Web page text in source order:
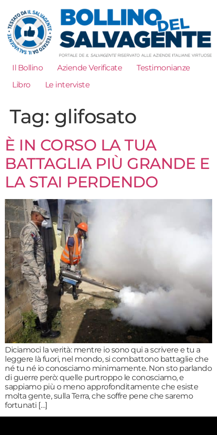
Il Bollino Aziende Verificate
Testimonianze
Libro
Le interviste
Tag: glifosato
È IN CORSO LA TUA
BATTAGLIA PIÙ GRANDE E
LA STAI PERDENDO
Diciamoci la verità: mentre io sono qui a scrivere e tu a
leggere là fuori, nel mondo, si combattono battaglie che
né tu né io conosciamo minimamente. Non sto parlando
di guerre però: quelle purtroppo le conosciamo, e
sappiamo più o meno approfonditamente che esiste
molta gente, sulla Terra, che soffre pene che saremo
fortunati […]